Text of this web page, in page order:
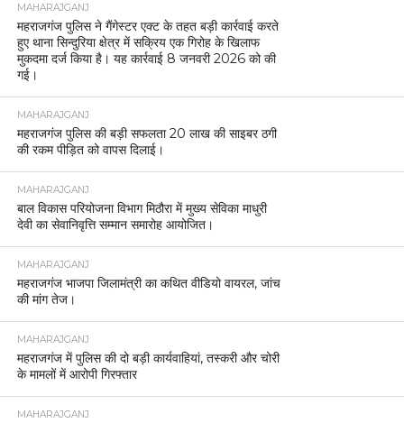
MAHARAJGANJ
महराजगंज पुलिस ने गैंगेस्टर एक्ट के तहत बड़ी कार्रवाई करते
हुए थाना सिन्दुरिया क्षेत्र में सक्रिय एक गिरोह के खिलाफ
मुकदमा दर्ज किया है। यह कार्रवाई 8 जनवरी 2026 को की
गई।
MAHARAJGANJ
महराजगंज पुलिस की बड़ी सफलता 20 लाख की साइबर ठगी
की रकम पीड़ित को वापस दिलाई।
MAHARAJGANJ
बाल विकास परियोजना विभाग मिठौरा में मुख्य सेविका माधुरी
देवी का सेवानिवृत्ति सम्मान समारोह आयोजित।
MAHARAJGANJ
महराजगंज भाजपा जिलामंत्री का कथित वीडियो वायरल, जांच
की मांग तेज।
MAHARAJGANJ
महराजगंज में पुलिस की दो बड़ी कार्यवाहियां, तस्करी और चोरी
के मामलों में आरोपी गिरफ्तार
MAHARAJGANJ